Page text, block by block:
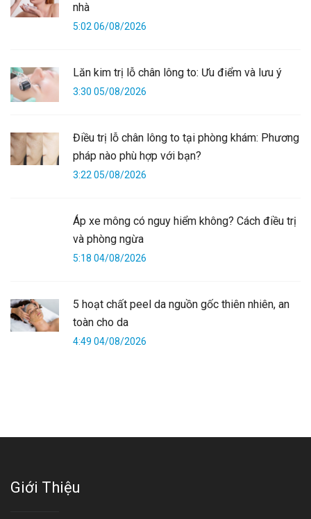
nhà
5:02 06/08/2026
Lăn kim trị lỗ chân lông to: Ưu điểm và lưu ý
3:30 05/08/2026
Điều trị lỗ chân lông to tại phòng khám: Phương
pháp nào phù hợp với bạn?
3:22 05/08/2026
Áp xe mông có nguy hiểm không? Cách điều trị
và phòng ngừa
5:18 04/08/2026
5 hoạt chất peel da nguồn gốc thiên nhiên, an
toàn cho da
4:49 04/08/2026
Giới Thiệu